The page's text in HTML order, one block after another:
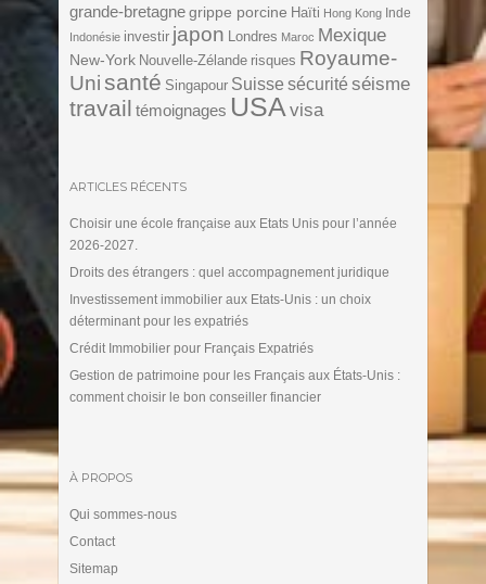
grande-bretagne grippe porcine Haïti Hong Kong Inde
Indonésie investir japon Londres Maroc Mexique
New-York Nouvelle-Zélande risques Royaume-
Unisanté Singapour Suisse sécurité séisme
travail témoignages USA visa
ARTICLES RÉCENTS
Choisir une école française aux Etats Unis pour l’année
2026-2027.
Droits des étrangers : quel accompagnement juridique
Investissement immobilier aux Etats-Unis : un choix
déterminant pour les expatriés
Crédit Immobilier pour Français Expatriés
Gestion de patrimoine pour les Français aux États-Unis :
comment choisir le bon conseiller financier
À PROPOS
Qui sommes-nous
Contact
Sitemap